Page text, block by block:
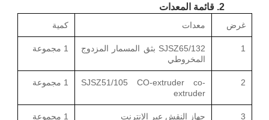
2. قائمة المعدات
غرض معدات كمية
1
SJSZ65/132 بثق المسمار المزدوج
المخروطي
1 مجموعة
2
SJSZ51/105 CO-extruder co-
extruder
1 مجموعة
3 جهاز النقش عبر الإنترنت 1 مجموعة